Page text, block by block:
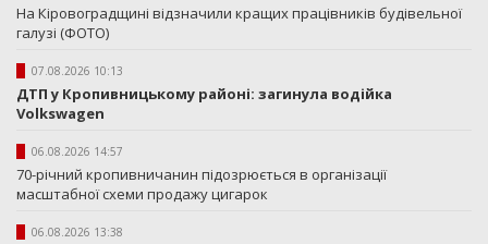
На Кіровоградщині відзначили кращих працівників будівельної
галузі (ФОТО)
07.08.2026 10:13
ДТП у Кропивницькому районі: загинула водійка
Volkswagen
06.08.2026 14:57
70-річний кропивничанин підозрюється в організації
масштабної схеми продажу цигарок
06.08.2026 13:38